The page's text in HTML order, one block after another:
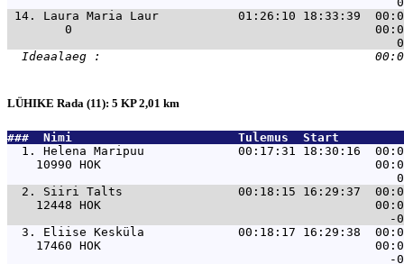
14. Laura Maria Laur           01:26:10 18:33:39
0
LÜHIKE Rada (11): 5 KP 2,01 km
###  Nimi                       Tulemus  Start
  1.
Helena Maripuu             00:17:31 18:30:16
10990 HOK
  2.
Siiri Talts                00:18:15 16:29:37
12448 HOK
  3.
Eliise Kesküla             00:18:17 16:29:38
17460 HOK